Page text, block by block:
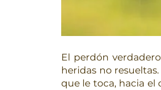
El perdón
heridas no
que le toca, hacia